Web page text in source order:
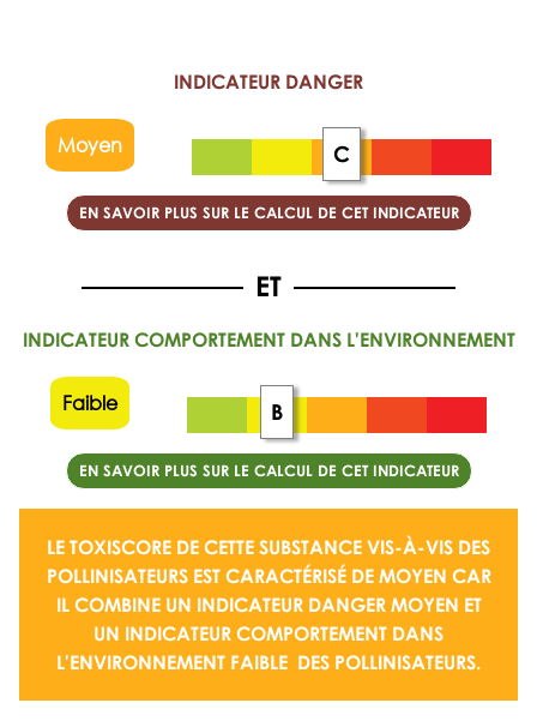
INDICATEUR DANGER
Moyen C
EN SAVOIR PLUS SUR LE CALCUL DE CET INDICATEUR
INDICATEUR COMPORTEMENT DANS L'ENVIRONNEMENT
Faible B
EN SAVOIR PLUS SUR LE CALCUL DE CET INDICATEUR
LE TOXISCORE DE CETTE SUBSTANCE VIS-À-VIS DES
POLLINISATEURS EST CARACTÉRISÉ DE MOYEN CAR
IL COMBINE UN INDICATEUR DANGER MOYEN ET
UN INDICATEUR COMPORTEMENT DANS
L'ENVIRONNEMENT FAIBLE DES POLLINISATEURS.